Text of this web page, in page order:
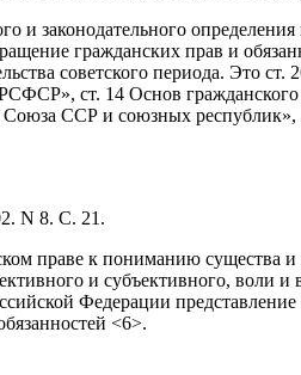
законодательного
гражданских прав и
советского периода. Это
ст. 14 Основ
ССР и союзных
N 8. С. 21.
праве к пониманию существа
и субъективного, воли
Федерации
<6>.